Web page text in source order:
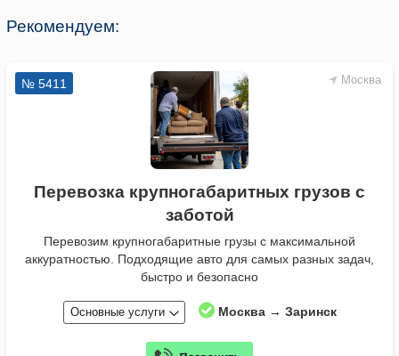
Рекомендуем:
Москва
№ 5411
Перевозка крупногабаритных грузов с
заботой
Перевозим крупногабаритные грузы с максимальной
аккуратностью. Подходящие авто для самых разных задач,
быстро и безопасно
Основные услуги Москва → Заринск